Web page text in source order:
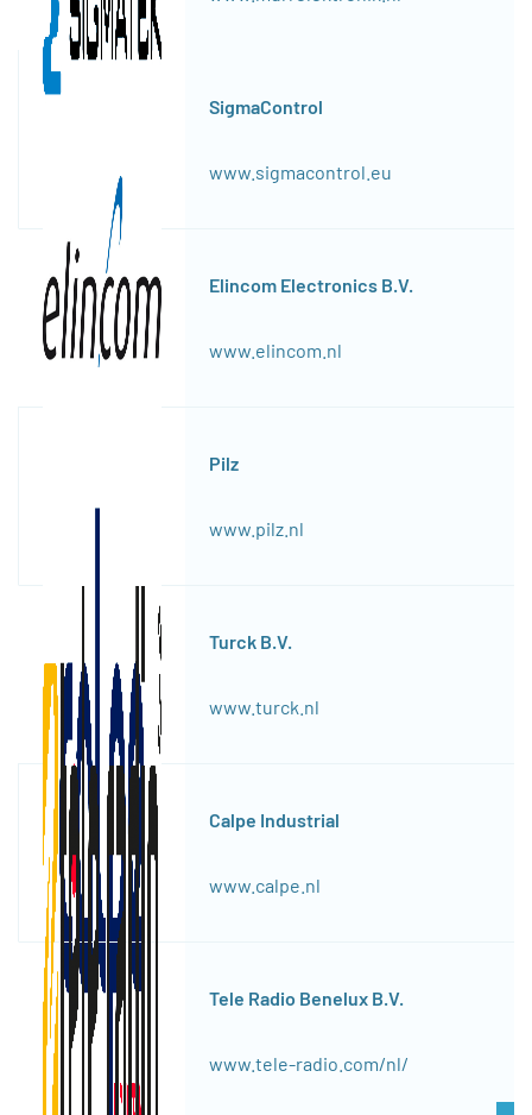
SigmaControl
www.sigmacontrol.eu
Elincom Electronics B.V.
www.elincom.nl
Pilz
www.pilz.nl
Turck B.V.
www.turck.nl
Calpe Industrial
www.calpe.nl
Tele Radio Benelux B.V.
www.tele-radio.com/nl/